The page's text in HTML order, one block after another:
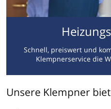
Schnell, preiswert und
Klempnerservice die
Unsere Klempner